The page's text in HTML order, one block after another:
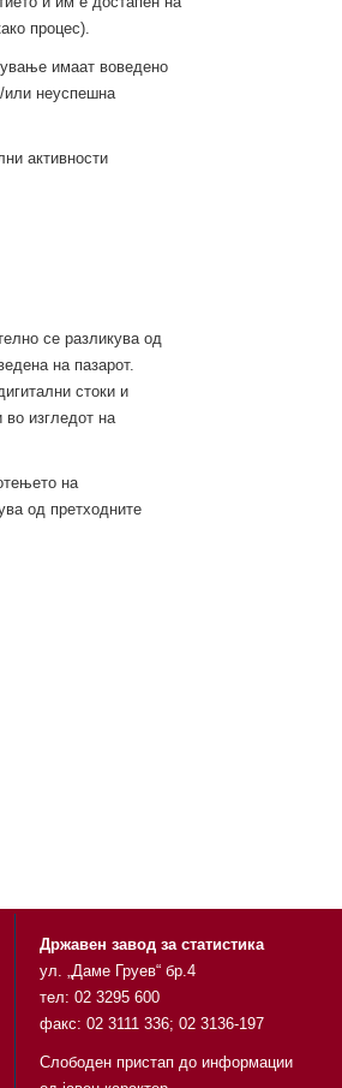
процес).
имаат воведено
или неуспешна
активности
се разликува од
на пазарот.
стоки и
изгледот на
на
од претходните
Државен завод за статистика
ул. „Даме Груев“ бр.4
тел: 02 3295 600
факс: 02 3111 336; 02 3136-197
Слободен пристап до информации